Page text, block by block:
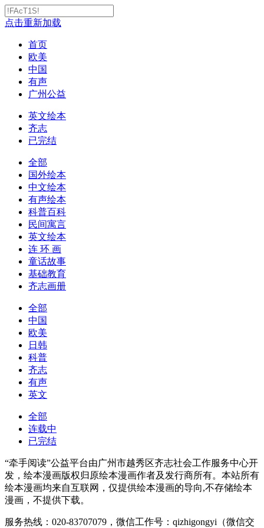
点击重新加载
首页
欧美
中国
有声
广州公益
英文绘本
齐志
已完结
全部
国外绘本
中文绘本
有声绘本
科普百科
民间寓言
英文绘本
连 环 画
童话故事
基础教育
齐志画册
全部
中国
欧美
日韩
科普
齐志
有声
英文
全部
连载中
已完结
“牵手阅读”公益平台由广州市越秀区齐志社会工作服务中心开
发，绘本漫画版权归原绘本漫画作者及发行商所有。本站所有
绘本漫画均来自互联网，仅提供绘本漫画的导向,不存储绘本
漫画，不提供下载。
服务热线：020-83707079，微信工作号：qizhigongyi（微信交